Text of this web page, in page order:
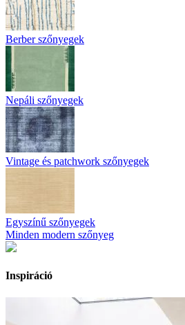
Berber szőnyegek
Nepáli szőnyegek
Vintage és patchwork szőnyegek
Egyszínű szőnyegek
Minden modern szőnyeg
Inspiráció